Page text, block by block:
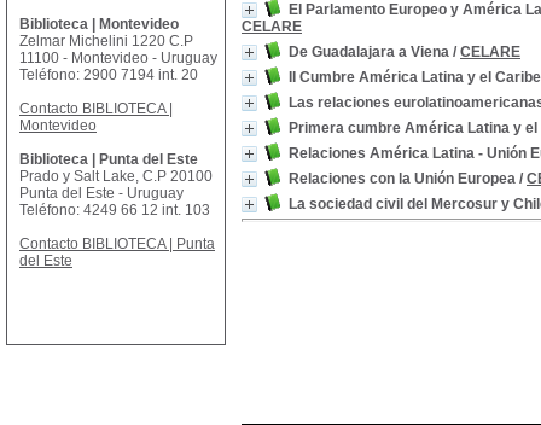
El Parlamento Europeo y América
CELARE
De Guadalajara a Viena / CELARE
II Cumbre América Latina y el
Las relaciones
Primera cumbre América Latina y
Relaciones América Latina - Unión
Relaciones con la Unión Europea /
La sociedad civil del Mercosur y
Biblioteca | Montevideo
Zelmar Michelini 1220 C.P
11100 - Montevideo - Uruguay
Teléfono: 2900 7194 int. 20
Contacto BIBLIOTECA |
Montevideo
Biblioteca | Punta del Este
Prado y Salt Lake, C.P 20100
Punta del Este - Uruguay
Teléfono: 4249 66 12 int. 103
Contacto BIBLIOTECA | Punta
del Este